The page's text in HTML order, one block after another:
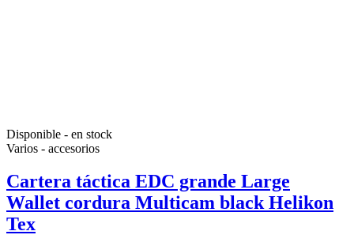
Disponible - en stock
Varios - accesorios
Cartera táctica EDC grande Large
Wallet cordura Multicam black Helikon
Tex